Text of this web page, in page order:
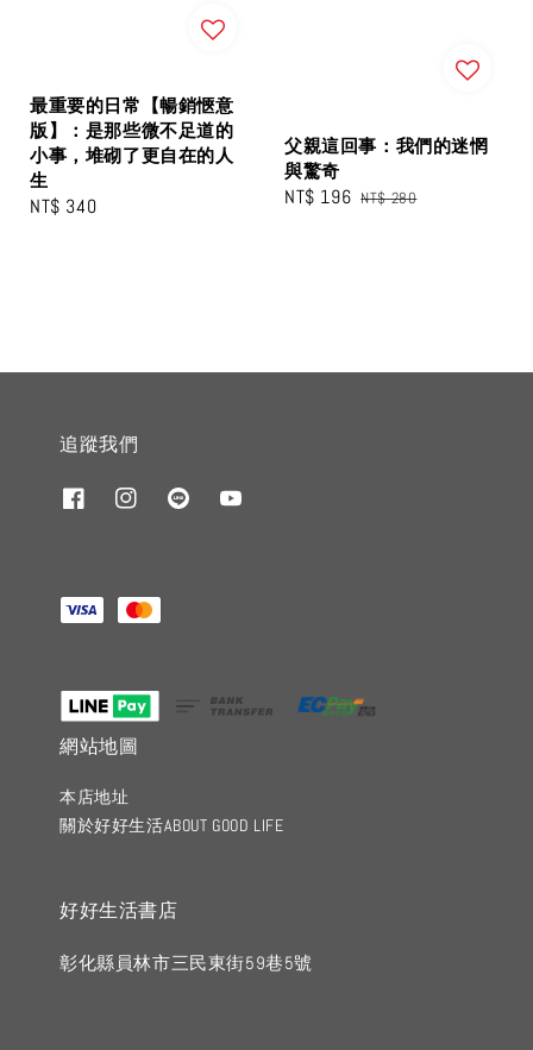
最重要的日常【暢銷愜意
版】：是那些微不足道的
小事，堆砌了更自在的人
生
Regular
NT$ 340
父親這回事：我們的迷惘
與驚奇
Sale
NT$ 196 Regular
NT$ 280
追蹤我們
網站地圖
本店地址
關於好好生活ABOUT GOOD LIFE
好好生活書店
彰化縣員林市三民東街59巷5號